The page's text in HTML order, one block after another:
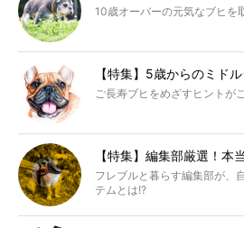
10歳オーバーの元気なブヒを
【特集】5歳からのミド
ご長寿ブヒをめざすヒントが
【特集】編集部厳選！本
フレブルと暮らす編集部が、
テムとは!?